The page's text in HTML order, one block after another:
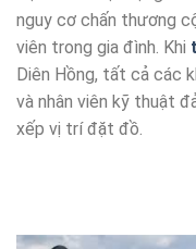
nguy cơ chấn thương
viên trong gia đình. Khi
Diên Hồng, tất cả các
và nhân viên kỹ thuật
xếp vị trí đặt đồ.